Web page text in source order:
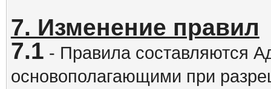
7. Изменение правил
7.1 - Правила составляются
основополагающими при